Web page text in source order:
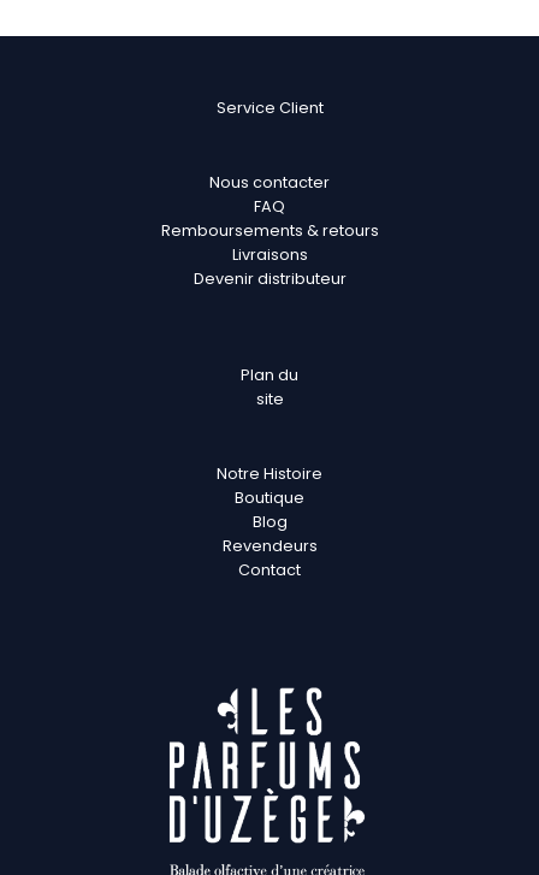
Service Client
Nous contacter
FAQ
Remboursements & retours
Livraisons
Devenir distributeur
Plan du
site
Notre Histoire
Boutique
Blog
Revendeurs
Contact